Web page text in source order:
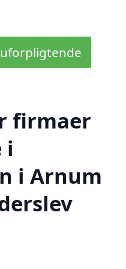
firmaer
i
i Arnum